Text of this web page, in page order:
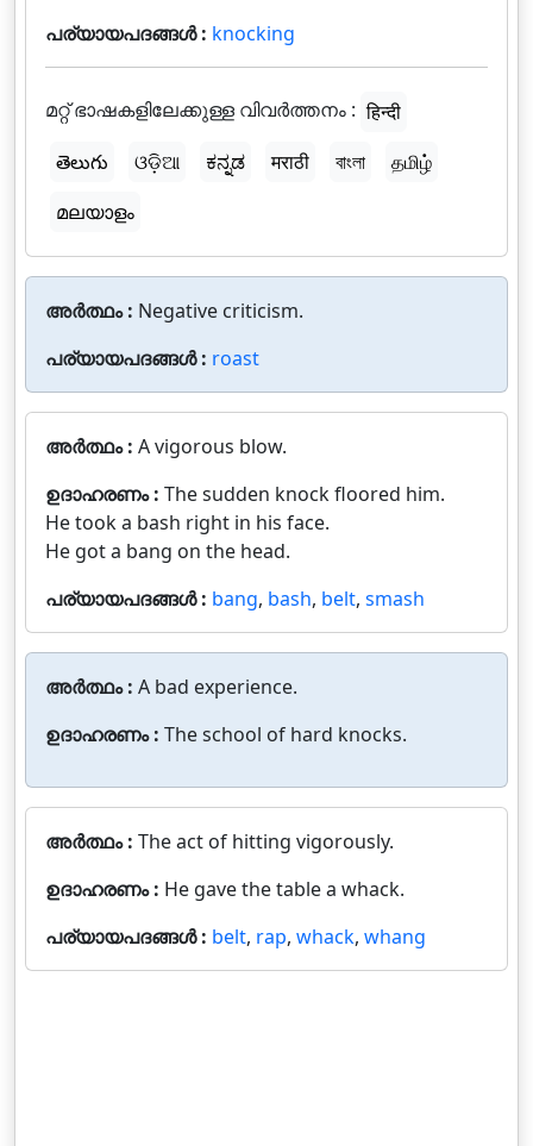
പര്യായപദങ്ങൾ : knocking
മറ്റ് ഭാഷകളിലേക്കുള്ള വിവർത്തനം : हिन्दी
తెలుగు
ଓଡ଼ିଆ ಕನ್ನಡ मराठी বাংলা
தமிழ்
മലയാളം
അർത്ഥം : Negative criticism.
പര്യായപദങ്ങൾ : roast
അർത്ഥം : A vigorous blow.
ഉദാഹരണം : The sudden knock floored him.
He took a bash right in his face.
He got a bang on the head.
പര്യായപദങ്ങൾ : bang, bash, belt, smash
അർത്ഥം : A bad experience.
ഉദാഹരണം : The school of hard knocks.
അർത്ഥം : The act of hitting vigorously.
ഉദാഹരണം : He gave the table a whack.
പര്യായപദങ്ങൾ : belt, rap, whack, whang